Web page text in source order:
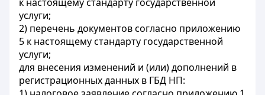
услуги;
2) перечень документов согласно приложению
5 к настоящему стандарту государственной
услуги;
для внесения изменений и (или) дополнений в
регистрационных данных в ГБД НП: